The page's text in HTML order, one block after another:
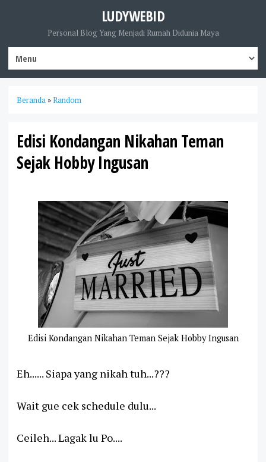
LUDYWEBID
Personal Blog Yang Menjadi Rumah Didunia Maya
Beranda»Random
Edisi Kondangan Nikahan Teman
Sejak Hobby Ingusan
Edisi Kondangan Nikahan Teman Sejak Hobby Ingusan
Eh...... Siapa yang nikah tuh...???
Wait gue cek schedule dulu...
Ceileh... Lagak lu Po....